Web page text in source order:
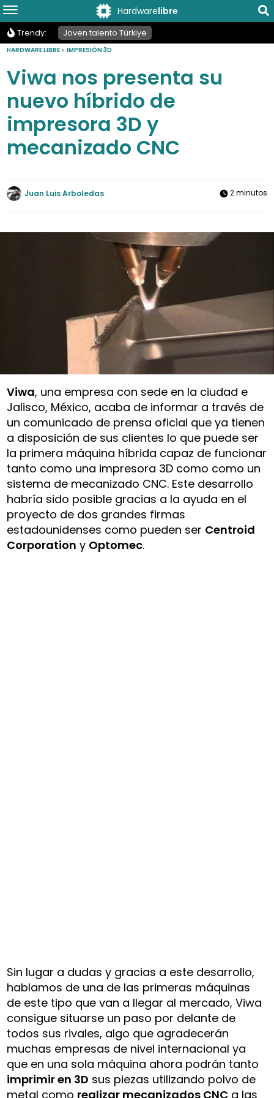
Hardwarelibre
Trendy: Joven talento Türkiye
HARDWARE LIBRE »IMPRESIÓN 3D
Viwa nos presenta su
nuevo híbrido de
impresora 3D y
mecanizado CNC
Juan Luis Arboledas 2 minutos
Viwa, una empresa con sede en la ciudad e
Jalisco, México, acaba de informar a través de
un comunicado de prensa oficial que ya tienen
a disposición de sus clientes lo que puede ser
la primera máquina híbrida capaz de funcionar
tanto como una impresora 3D como como un
sistema de mecanizado CNC. Este desarrollo
habría sido posible gracias a la ayuda en el
proyecto de dos grandes firmas
estadounidenses como pueden ser Centroid
Corporation y Optomec.
Sin lugar a dudas y gracias a este desarrollo,
hablamos de una de las primeras máquinas
de este tipo que van a llegar al mercado, Viwa
consigue situarse un paso por delante de
todos sus rivales, algo que agradecerán
muchas empresas de nivel internacional ya
que en una sola máquina ahora podrán tanto
imprimir en 3D sus piezas utilizando polvo de
metal como realizar mecanizados CNC a las